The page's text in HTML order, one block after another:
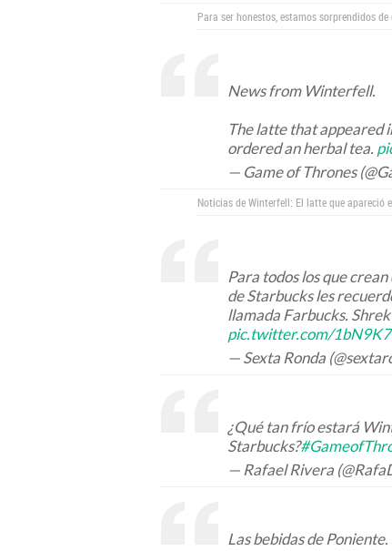
Para ser honestos, estamos sorprendidos
News from Winterfell.
The latte that appeared
ordered an herbal tea.
— Game of Thrones
Noticias de Winterfell: El latte que apareció
Para todos los que
de Starbucks les
llamada Farbucks.
pic.twitter.com/
— Sexta Ronda
¿Qué tan frío estará
Starbucks?
— Rafael Rivera
Las bebidas de